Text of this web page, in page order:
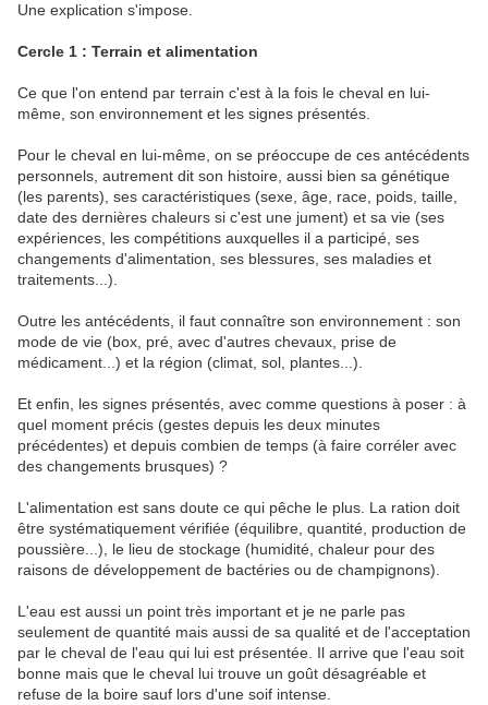
Une explication s'impose.
Cercle 1 : Terrain et alimentation
Ce que l'on entend par terrain c'est à la fois le cheval en lui-
même, son environnement et les signes présentés.
Pour le cheval en lui-même, on se préoccupe de ces antécédents
personnels, autrement dit son histoire, aussi bien sa génétique
(les parents), ses caractéristiques (sexe, âge, race, poids, taille,
date des dernières chaleurs si c'est une jument) et sa vie (ses
expériences, les compétitions auxquelles il a participé, ses
changements d'alimentation, ses blessures, ses maladies et
traitements...).
Outre les antécédents, il faut connaître son environnement : son
mode de vie (box, pré, avec d'autres chevaux, prise de
médicament...) et la région (climat, sol, plantes...).
Et enfin, les signes présentés, avec comme questions à poser : à
quel moment précis (gestes depuis les deux minutes
précédentes) et depuis combien de temps (à faire corréler avec
des changements brusques) ?
L'alimentation est sans doute ce qui pêche le plus. La ration doit
être systématiquement vérifiée (équilibre, quantité, production de
poussière...), le lieu de stockage (humidité, chaleur pour des
raisons de développement de bactéries ou de champignons).
L'eau est aussi un point très important et je ne parle pas
seulement de quantité mais aussi de sa qualité et de l'acceptation
par le cheval de l'eau qui lui est présentée. Il arrive que l'eau soit
bonne mais que le cheval lui trouve un goût désagréable et
refuse de la boire sauf lors d'une soif intense.